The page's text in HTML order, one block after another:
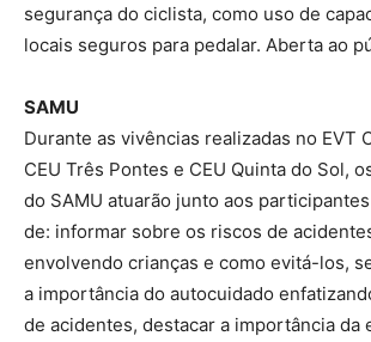
segurança do ciclista, como uso de
locais seguros para pedalar. Aberta ao
SAMU
Durante as vivências realizadas no EVT
CEU Três Pontes e CEU Quinta do Sol,
do SAMU atuarão junto aos
de: informar sobre os riscos de
envolvendo crianças e como evitá-los,
a importância do autocuidado
de acidentes, destacar a importância da